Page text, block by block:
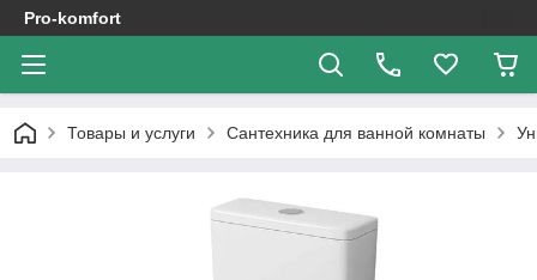
Pro-komfort
Товары и услуги Сантехника для ванной комнаты